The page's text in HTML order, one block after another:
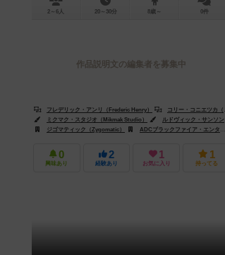
2～6人 20～30分 8歳～ 0件
作品説明文の編集者を募集中
フレデリック・アンリ（Frederic Henry）
コリー・コニエツカ（Corey Konieczka）
ミクマク・スタジオ（Mikmak Studio）
ルドヴィック・サンソン（Ludovic Sanson）
ジゴマティック（Zygomatic）
ADCブラックファイア・エンターテイメント（ADC Blackfire Entertainment）
0
興味あり
2
経験あり
1
お気に入り
1
持ってる